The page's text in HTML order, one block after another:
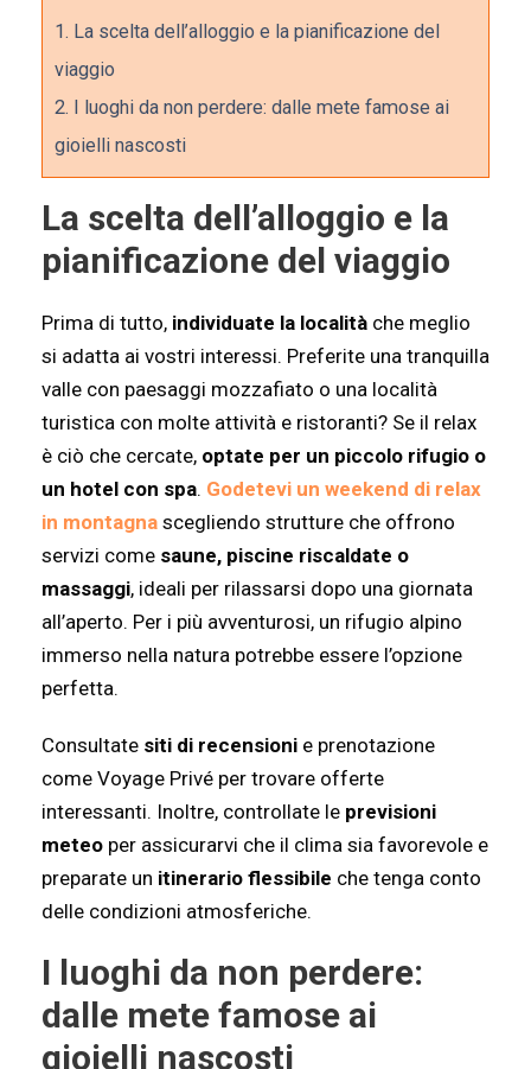
1. La scelta dell’alloggio e la pianificazione del
viaggio
2. I luoghi da non perdere: dalle mete famose ai
gioielli nascosti
La scelta dell’alloggio e la
pianificazione del viaggio
Prima di tutto, individuate la località che meglio
si adatta ai vostri interessi. Preferite una tranquilla
valle con paesaggi mozzafiato o una località
turistica con molte attività e ristoranti? Se il relax
è ciò che cercate, optate per un piccolo rifugio o
un hotel con spa. Godetevi un weekend di relax
in montagna scegliendo strutture che offrono
servizi come saune, piscine riscaldate o
massaggi, ideali per rilassarsi dopo una giornata
all’aperto. Per i più avventurosi, un rifugio alpino
immerso nella natura potrebbe essere l’opzione
perfetta.
Consultate siti di recensioni e prenotazione
come Voyage Privé per trovare offerte
interessanti. Inoltre, controllate le previsioni
meteo per assicurarvi che il clima sia favorevole e
preparate un itinerario flessibile che tenga conto
delle condizioni atmosferiche.
I luoghi da non perdere:
dalle mete famose ai
gioielli nascosti